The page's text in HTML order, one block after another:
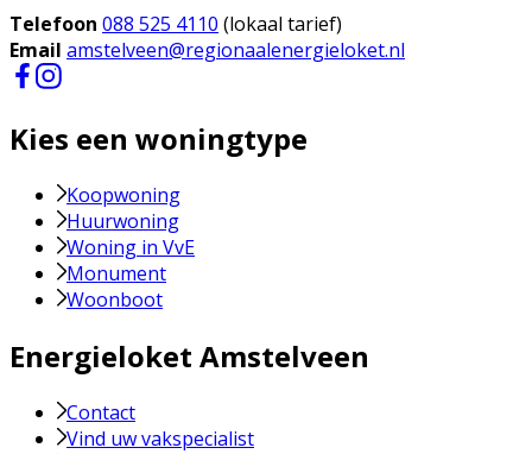
Telefoon 088 525 4110 (lokaal tarief)
Email amstelveen@regionaalenergieloket.nl
Kies een woningtype
Koopwoning
Huurwoning
Woning in VvE
Monument
Woonboot
Energieloket Amstelveen
Contact
Vind uw vakspecialist